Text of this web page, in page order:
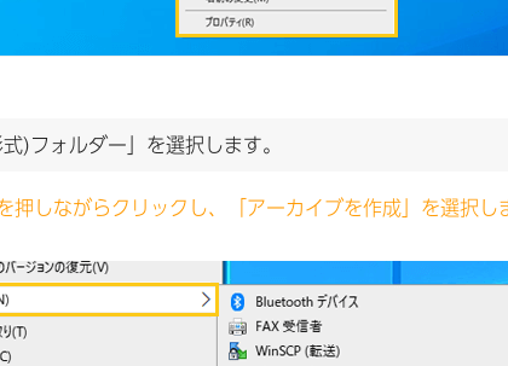
)フォルダー」を選択します。
しながらクリックし、「アーカイブを作成」を選択し